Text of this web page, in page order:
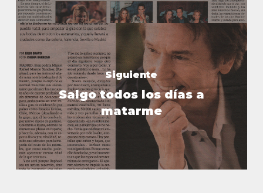
Siguiente
Salgo todos los días a
matarme